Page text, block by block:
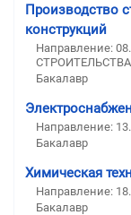
Производство
конструкций
Направление:
СТРОИТЕЛЬСТВА
Бакалавр
Направление:
Бакалавр
Химическая
Направление:
Бакалавр